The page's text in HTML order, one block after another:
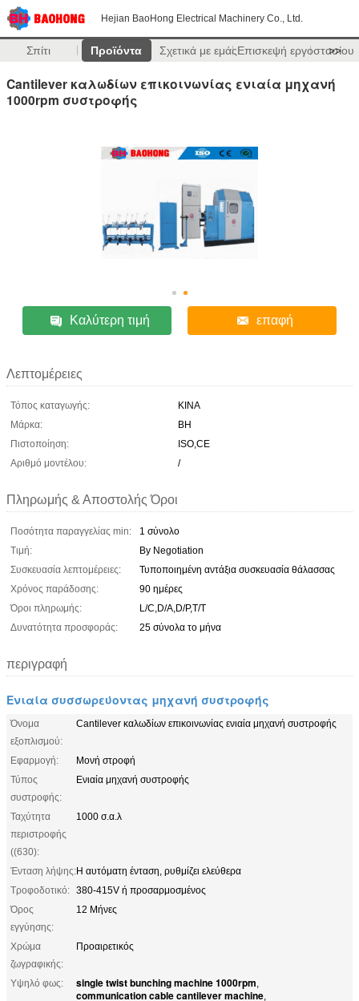
Hejian BaoHong Electrical Machinery Co., Ltd.
Σπίτι Προϊόντα Σχετικά με εμάςΕπισκεψή εργοστασίου
>>
Cantilever καλωδίων επικοινωνίας ενιαία μηχανή
1000rpm συστροφής
Καλύτερη τιμή επαφή
Λεπτομέρειες
Τόπος καταγωγής:
ΚΙΝΑ
Μάρκα:
BH
Πιστοποίηση:
ISO,CE
Αριθμό μοντέλου:
/
Πληρωμής & Αποστολής Όροι
Ποσότητα παραγγελίας min:
1 σύνολο
Τιμή:
By Negotiation
Συσκευασία λεπτομέρειες:
Τυποποιημένη αντάξια συσκευασία θάλασσας
Χρόνος παράδοσης:
90 ημέρες
Όροι πληρωμής:
L/C,D/A,D/P,T/T
Δυνατότητα προσφοράς:
25 σύνολα το μήνα
περιγραφή
Ενιαία συσσωρεύοντας μηχανή συστροφής
Όνομα
εξοπλισμού:
Cantilever καλωδίων επικοινωνίας ενιαία μηχανή συστροφής
Εφαρμογή:
Μονή στροφή
Τύπος
συστροφής:
Ενιαία μηχανή συστροφής
Ταχύτητα
περιστροφής
((630):
1000 σ.α.λ
Ένταση λήψης:Η αυτόματη ένταση, ρυθμίζει ελεύθερα
Τροφοδοτικό: 380-415V ή προσαρμοσμένος
Όρος
εγγύησης:
12 Μήνες
Χρώμα
ζωγραφικής:
Προαιρετικός
Υψηλό φως: single twist bunching machine 1000rpm,
communication cable cantilever machine,